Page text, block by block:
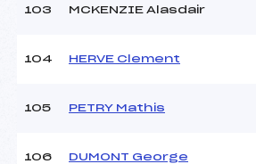
103 MCKENZIE Alasdair
104 HERVE Clement
105 PETRY Mathis
106 DUMONT George